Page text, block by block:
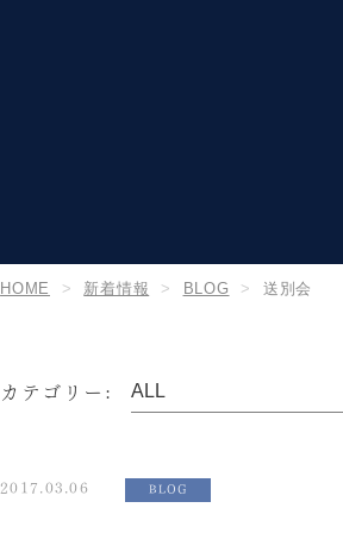
HOME 新着情報 BLOG 送別会
カテゴリー:
2017.03.06 BLOG